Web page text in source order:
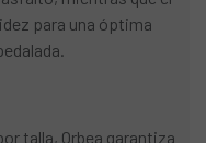
para una óptima
talla, Orbea garantiza